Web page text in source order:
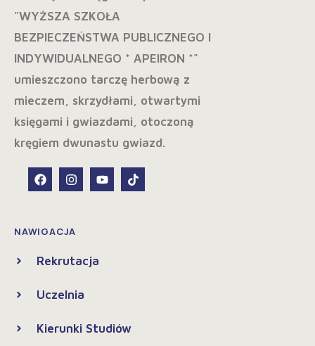
NAWIGACJA
Rekrutacja
Uczelnia
Kierunki Studiów